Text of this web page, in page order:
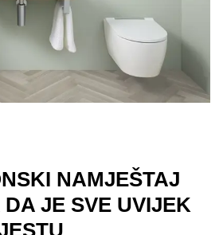
NAMJEŠTAJ
DA JE SVE UVIJEK